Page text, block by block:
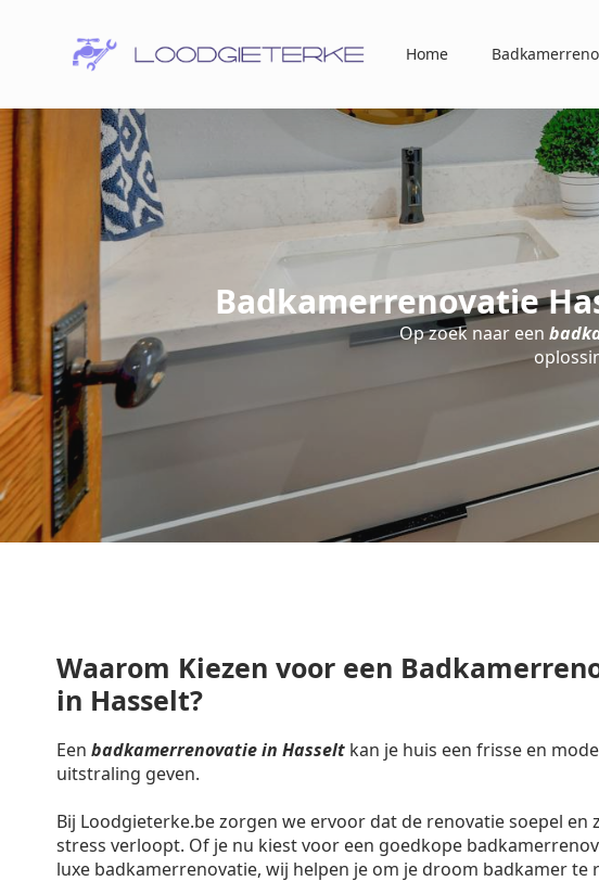
Home
Badkamerrenovatie
Op zoek naar een
Waarom Kiezen voor een
in Hasselt?
Een badkamerrenovatie in Hasselt kan je huis een frisse en
uitstraling geven.
Bij Loodgieterke.be zorgen we ervoor dat de renovatie soepel en
stress verloopt. Of je nu kiest voor een goedkope
luxe badkamerrenovatie, wij helpen je om je droom badkamer te